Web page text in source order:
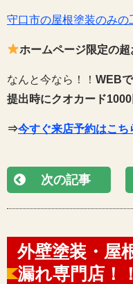
守口市の屋根塗装のみの
ホームページ限定の超
なんと今なら！！ WEB
提出時にクオカード
⇒今すぐ来店予約はこち
次の記事
外壁塗装・屋
漏れ専門店！